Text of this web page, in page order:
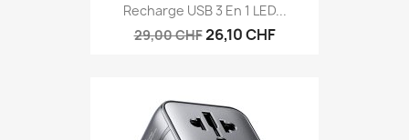
Recharge USB 3 En 1 LED...
29,00 CHF26,10 CHF